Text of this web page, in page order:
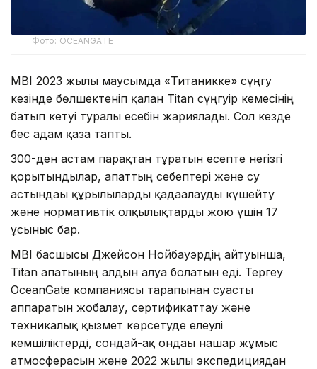
Фото: OCEANGATE
MBI 2023 жылғы маусымда «Титаникке» сүңгу
кезінде бөлшектеніп қалған Titаn сүңгуір кемесінің
батып кетуі туралы есебін жариялады. Сол кезде
бес адам қаза тапты.
300-ден астам парақтан тұратын есепте негізгі
қорытындылар, апаттың себептері және су
астындағы құрылғыларды қадағалауды күшейту
және нормативтік олқылықтарды жою үшін 17
ұсыныс бар.
MBI басшысы Джейсон Нойбауэрдің айтуынша,
Titan апатының алдын алуға болатын еді. Тергеу
OceanGate компаниясы тарапынан суасты
аппаратын жобалау, сертификаттау және
техникалық қызмет көрсетуде елеулі
кемшіліктерді, сондай-ақ ондағы нашар жұмыс
атмосферасын және 2022 жылғы экспедициядан